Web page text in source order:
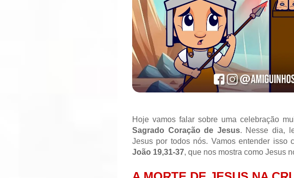
Hoje vamos falar sobre uma celebração
Sagrado Coração de Jesus. Nesse dia,
Jesus por todos nós. Vamos entender isso
João 19,31-37, que nos mostra como Jesus